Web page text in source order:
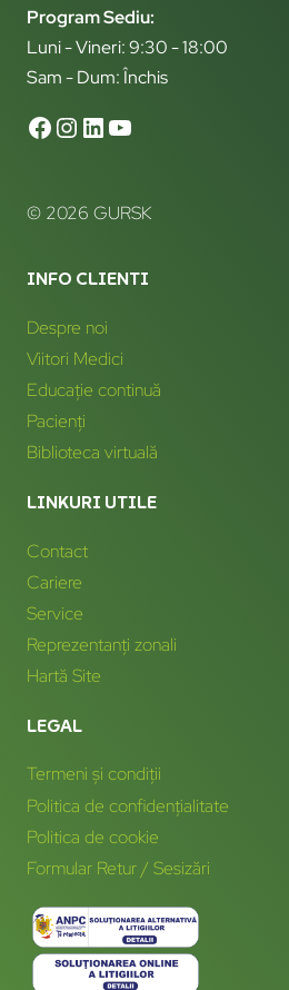
Program Sediu:
Luni - Vineri: 9:30 - 18:00
Sam - Dum: Închis
© 2026 GURSK
INFO CLIENTI
Despre noi
Viitori Medici
Educație continuă
Pacienți
Biblioteca virtuală
LINKURI UTILE
Contact
Cariere
Service
Reprezentanți zonali
Hartă Site
LEGAL
Termeni și condiții
Politica de confidențialitate
Politica de cookie
Formular Retur / Sesizări